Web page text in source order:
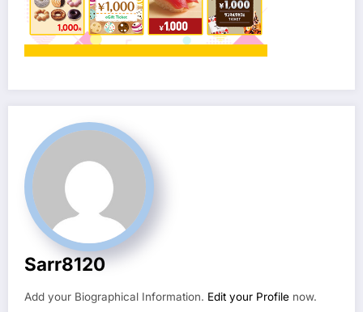
Sarr8120
Add your Biographical Information. Edit your Profile now.